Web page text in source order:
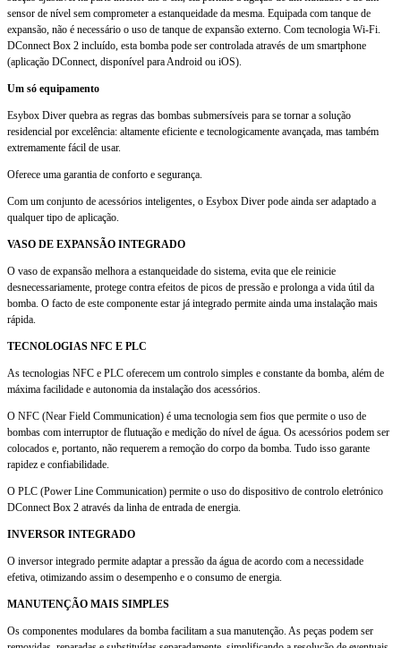
sensor de nível sem comprometer a estanqueidade da mesma. Equipada com tanque de
expansão, não é necessário o uso de tanque de expansão externo. Com tecnologia Wi-Fi.
DConnect Box 2 incluído, esta bomba pode ser controlada através de um smartphone
(aplicação DConnect, disponível para Android ou iOS).
Um só equipamento
Esybox Diver quebra as regras das bombas submersíveis para se tornar a solução
residencial por excelência: altamente eficiente e tecnologicamente avançada, mas também
extremamente fácil de usar.
Oferece uma garantia de conforto e segurança.
Com um conjunto de acessórios inteligentes, o Esybox Diver pode ainda ser adaptado a
qualquer tipo de aplicação.
VASO DE EXPANSÃO INTEGRADO
O vaso de expansão melhora a estanqueidade do sistema, evita que ele reinicie
desnecessariamente, protege contra efeitos de picos de pressão e prolonga a vida útil da
bomba. O facto de este componente estar já integrado permite ainda uma instalação mais
rápida.
TECNOLOGIAS NFC E PLC
As tecnologias NFC e PLC oferecem um controlo simples e constante da bomba, além de
máxima facilidade e autonomia da instalação dos acessórios.
O NFC (Near Field Communication) é uma tecnologia sem fios que permite o uso de
bombas com interruptor de flutuação e medição do nível de água. Os acessórios podem ser
colocados e, portanto, não requerem a remoção do corpo da bomba. Tudo isso garante
rapidez e confiabilidade.
O PLC (Power Line Communication) permite o uso do dispositivo de controlo eletrónico
DConnect Box 2 através da linha de entrada de energia.
INVERSOR INTEGRADO
O inversor integrado permite adaptar a pressão da água de acordo com a necessidade
efetiva, otimizando assim o desempenho e o consumo de energia.
MANUTENÇÃO MAIS SIMPLES
Os componentes modulares da bomba facilitam a sua manutenção. As peças podem ser